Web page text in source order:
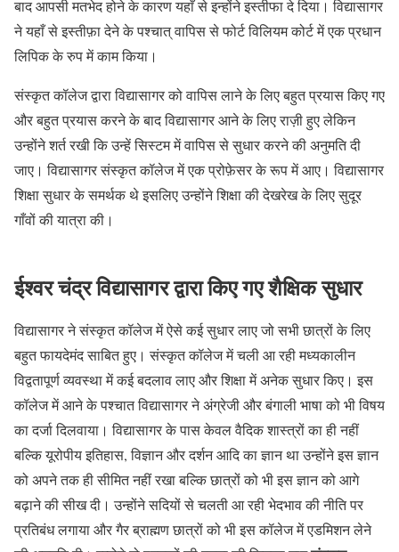
बाद आपसी मतभेद होने के कारण यहाँ से इन्होंने इस्तीफा दे दिया। विद्यासागर
ने यहाँ से इस्तीफ़ा देने के पश्चात् वापिस से फोर्ट विलियम कोर्ट में एक प्रधान
लिपिक के रुप में काम किया।
संस्कृत कॉलेज द्वारा विद्यासागर को वापिस लाने के लिए बहुत प्रयास किए गए
और बहुत प्रयास करने के बाद विद्यासागर आने के लिए राज़ी हुए लेकिन
उन्होंने शर्त रखी कि उन्हें सिस्टम में वापिस से सुधार करने की अनुमति दी
जाए। विद्यासागर संस्कृत कॉलेज में एक प्रोफ़ेसर के रूप में आए। विद्यासागर
शिक्षा सुधार के समर्थक थे इसलिए उन्होंने शिक्षा की देखरेख के लिए सुदूर
गाँवों की यात्रा की।
ईश्वर चंद्र विद्यासागर द्वारा किए गए शैक्षिक सुधार
विद्यासागर ने संस्कृत कॉलेज में ऐसे कई सुधार लाए जो सभी छात्रों के लिए
बहुत फायदेमंद साबित हुए। संस्कृत कॉलेज में चली आ रही मध्यकालीन
विद्वतापूर्ण व्यवस्था में कई बदलाव लाए और शिक्षा में अनेक सुधार किए। इस
कॉलेज में आने के पश्चात विद्यासागर ने अंग्रेजी और बंगाली भाषा को भी विषय
का दर्जा दिलवाया। विद्यासागर के पास केवल वैदिक शास्त्रों का ही नहीं
बल्कि यूरोपीय इतिहास, विज्ञान और दर्शन आदि का ज्ञान था उन्होंने इस ज्ञान
को अपने तक ही सीमित नहीं रखा बल्कि छात्रों को भी इस ज्ञान को आगे
बढ़ाने की सीख दी। उन्होंने सदियों से चलती आ रही भेदभाव की नीति पर
प्रतिबंध लगाया और गैर ब्राह्मण छात्रों को भी इस कॉलेज में एडमिशन लेने